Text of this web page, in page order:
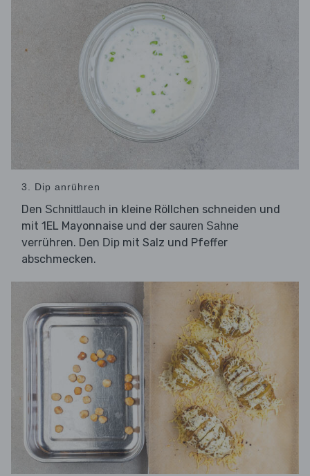
3. Dip anrühren
Den Schnittlauch in kleine Röllchen schneiden und
mit 1EL Mayonnaise und der sauren Sahne
verrühren. Den Dip mit Salz und Pfeffer
abschmecken.